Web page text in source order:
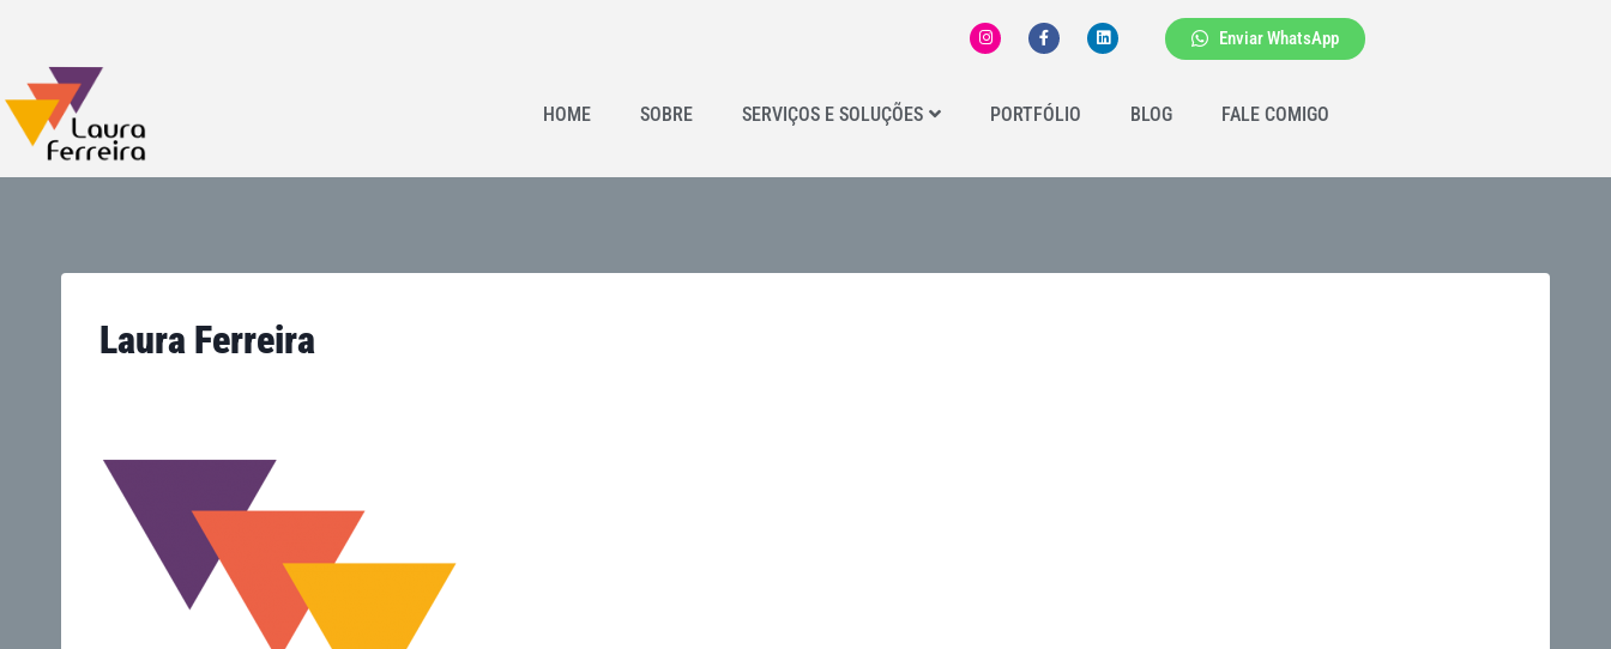
Enviar WhatsApp
HOME SOBRE SERVIÇOS E SOLUÇÕES PORTFÓLIO BLOG FALE COMIGO
Laura Ferreira